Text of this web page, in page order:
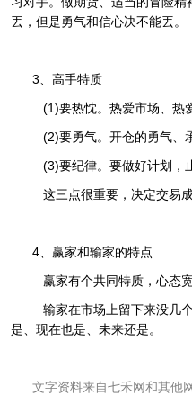
丟，但是勇气和信心决不能丟。
3、高手特质
(1)要热忱。热爱市场、热
(2)要勇气。开仓的勇气、
(3)要纪律。要做好计划，
这三点很重要，决定交易
4、赢家和输家的特点
赢家有个共同特质，心态
输家在市场上留下来没几
是、现在也是、未来还是。
文字资料来自七禾网和其他